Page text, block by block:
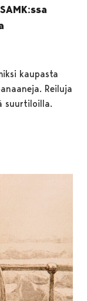
kaupasta
Reiluja
suurtiloilla.